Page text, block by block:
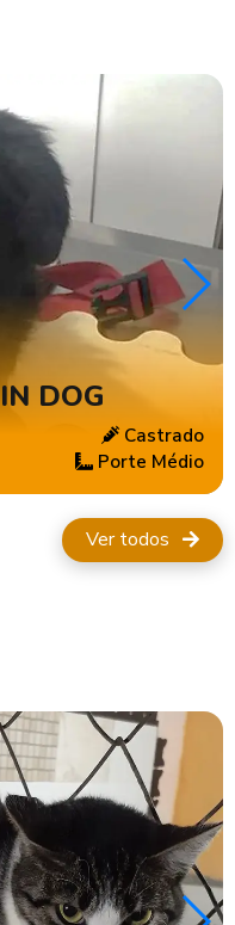
DOG
Castrado
Porte Médio
Ver todos
loja no
condições onde
Faros D’Ajuda!
fa6326
e muito mais,